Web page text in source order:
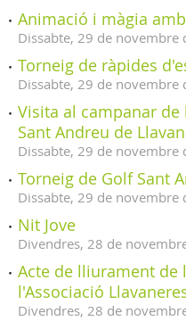
Animació i màgia
Dissabte, 29 de novembre
Torneig de ràpides
Dissabte, 29 de novembre
Visita al campanar
Sant Andreu de
Dissabte, 29 de novembre
Torneig de Golf Sant
Dissabte, 29 de novembre
Nit Jove
Divendres, 28 de
Acte de lliurament de
l'Associació
Divendres, 28 de